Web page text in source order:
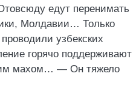
едут перенимать
Молдавии… Только
узбекских
горячо поддерживают
махом… — Он тяжело